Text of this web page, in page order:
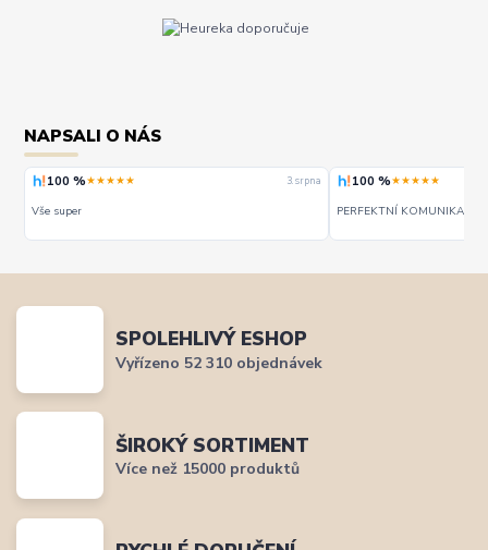
NAPSALI O NÁS
3. srpna 3. srpna
PERFEKTNÍ KOMUNIKACE A SERVIS
SPOLEHLIVÝ ESHOP
Vyřízeno 52 310 objednávek
ŠIROKÝ SORTIMENT
Více než 15000 produktů